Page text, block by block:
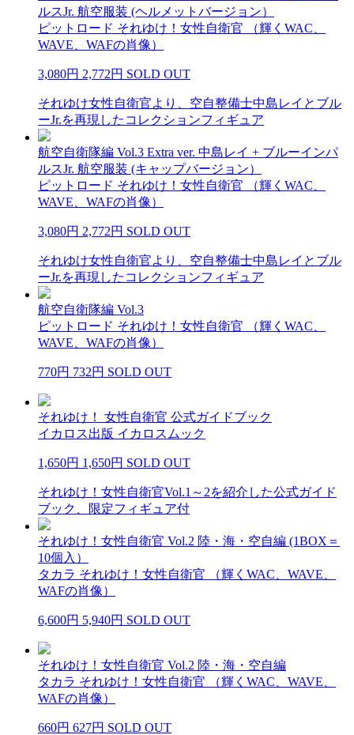
ルスJr. 航空服装 (ヘルメットバージョン）
ピットロード それゆけ！女性自衛官 （輝くWAC、
WAVE、WAFの肖像）
3,080円 2,772円 SOLD OUT
それゆけ女性自衛官より、空自整備士中島レイとブル
ーJr.を再現したコレクションフィギュア
航空自衛隊編 Vol.3 Extra ver. 中島レイ + ブルーインパ
ルスJr. 航空服装 (キャップバージョン）
ピットロード それゆけ！女性自衛官 （輝くWAC、
WAVE、WAFの肖像）
3,080円 2,772円 SOLD OUT
それゆけ女性自衛官より、空自整備士中島レイとブル
ーJr.を再現したコレクションフィギュア
航空自衛隊編 Vol.3
ピットロード それゆけ！女性自衛官 （輝くWAC、
WAVE、WAFの肖像）
770円 732円 SOLD OUT
それゆけ！ 女性自衛官 公式ガイドブック
イカロス出版 イカロスムック
1,650円 1,650円 SOLD OUT
それゆけ！女性自衛官Vol.1～2を紹介した公式ガイド
ブック、限定フィギュア付
それゆけ！女性自衛官 Vol.2 陸・海・空自編 (1BOX＝
10個入）
タカラ それゆけ！女性自衛官 （輝くWAC、WAVE、
WAFの肖像）
6,600円 5,940円 SOLD OUT
それゆけ！女性自衛官 Vol.2 陸・海・空自編
タカラ それゆけ！女性自衛官 （輝くWAC、WAVE、
WAFの肖像）
660円 627円 SOLD OUT